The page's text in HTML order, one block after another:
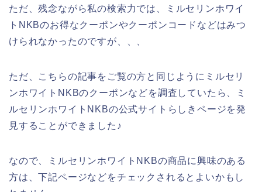
ただ、残念ながら私の検索力では、ミルセリンホワイ
トNKBのお得なクーポンやクーポンコードなどはみつ
けられなかったのですが、、、
ただ、こちらの記事をご覧の方と同じようにミルセリ
ンホワイトNKBのクーポンなどを調査していたら、ミ
ルセリンホワイトNKBの公式サイトらしきページを発
見することができました♪
なので、ミルセリンホワイトNKBの商品に興味のある
方は、下記ページなどをチェックされるとよいかもし